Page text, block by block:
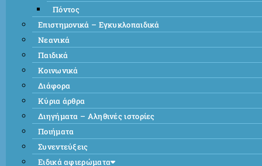
Πόντος
Επιστημονικά – Εγκυκλοπαιδικά
Νεανικά
Παιδικά
Κοινωνικά
Διάφορα
Κύρια άρθρα
Διηγήματα – Αληθινές ιστορίες
Ποιήματα
Συνεντεύξεις
Ειδικά αφιερώματα